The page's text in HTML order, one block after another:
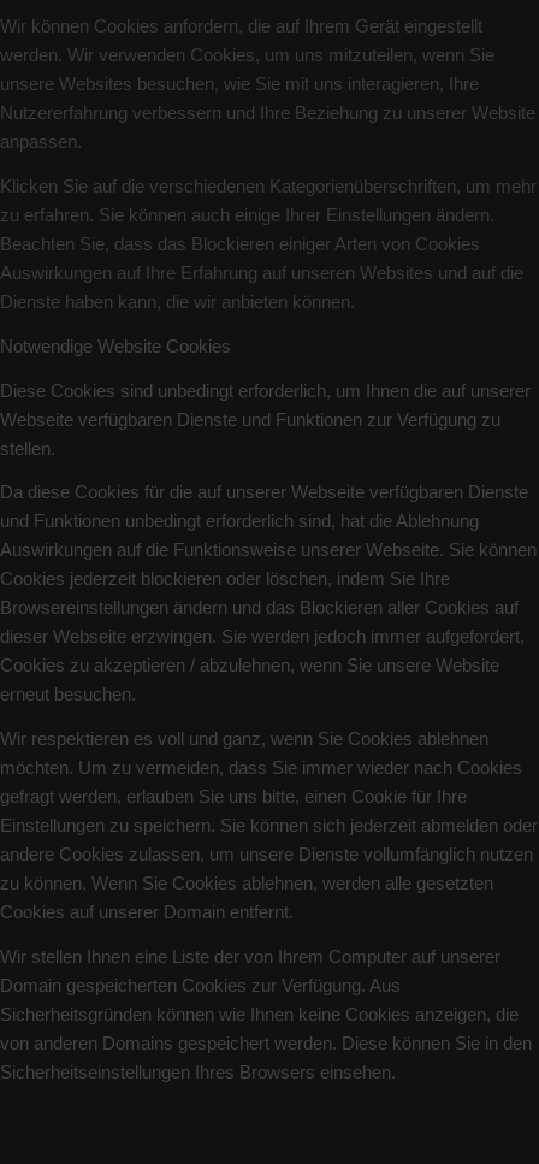
Wir können Cookies anfordern, die auf Ihrem Gerät eingestellt
werden. Wir verwenden Cookies, um uns mitzuteilen, wenn Sie
unsere Websites besuchen, wie Sie mit uns interagieren, Ihre
Nutzererfahrung verbessern und Ihre Beziehung zu unserer Website
anpassen.
Klicken Sie auf die verschiedenen Kategorienüberschriften, um mehr
zu erfahren. Sie können auch einige Ihrer Einstellungen ändern.
Beachten Sie, dass das Blockieren einiger Arten von Cookies
Auswirkungen auf Ihre Erfahrung auf unseren Websites und auf die
Dienste haben kann, die wir anbieten können.
Notwendige Website Cookies
Diese Cookies sind unbedingt erforderlich, um Ihnen die auf unserer
Webseite verfügbaren Dienste und Funktionen zur Verfügung zu
stellen.
Da diese Cookies für die auf unserer Webseite verfügbaren Dienste
und Funktionen unbedingt erforderlich sind, hat die Ablehnung
Auswirkungen auf die Funktionsweise unserer Webseite. Sie können
Cookies jederzeit blockieren oder löschen, indem Sie Ihre
Browsereinstellungen ändern und das Blockieren aller Cookies auf
dieser Webseite erzwingen. Sie werden jedoch immer aufgefordert,
Cookies zu akzeptieren / abzulehnen, wenn Sie unsere Website
erneut besuchen.
Wir respektieren es voll und ganz, wenn Sie Cookies ablehnen
möchten. Um zu vermeiden, dass Sie immer wieder nach Cookies
gefragt werden, erlauben Sie uns bitte, einen Cookie für Ihre
Einstellungen zu speichern. Sie können sich jederzeit abmelden oder
andere Cookies zulassen, um unsere Dienste vollumfänglich nutzen
zu können. Wenn Sie Cookies ablehnen, werden alle gesetzten
Cookies auf unserer Domain entfernt.
Wir stellen Ihnen eine Liste der von Ihrem Computer auf unserer
Domain gespeicherten Cookies zur Verfügung. Aus
Sicherheitsgründen können wie Ihnen keine Cookies anzeigen, die
von anderen Domains gespeichert werden. Diese können Sie in den
Sicherheitseinstellungen Ihres Browsers einsehen.